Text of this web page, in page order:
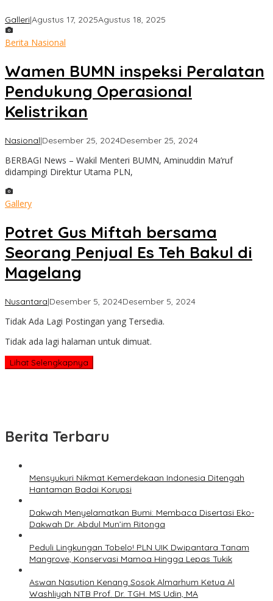
Galleri|Agustus 17, 2025Agustus 18, 2025
Berita Nasional
Wamen BUMN inspeksi Peralatan
Pendukung Operasional
Kelistrikan
Nasional|Desember 25, 2024Desember 25, 2024oleh
BERBAGI News – Wakil Menteri BUMN, Aminuddin Ma’ruf
didampingi Direktur Utama PLN,
Gallery
Potret Gus Miftah bersama
Seorang Penjual Es Teh Bakul di
Magelang
Nusantara|Desember 5, 2024Desember 5, 2024oleh
Tidak Ada Lagi Postingan yang Tersedia.
Tidak ada lagi halaman untuk dimuat.
Lihat Selengkapnya
Berita Terbaru
Mensyukuri Nikmat Kemerdekaan Indonesia Ditengah
Hantaman Badai Korupsi
Dakwah Menyelamatkan Bumi: Membaca Disertasi Eko-
Dakwah Dr. Abdul Mun’im Ritonga
Peduli Lingkungan Tobelo! PLN UIK Dwipantara Tanam
Mangrove, Konservasi Mamoa Hingga Lepas Tukik
Aswan Nasution Kenang Sosok Almarhum Ketua Al
Washliyah NTB Prof. Dr. TGH. MS Udin, MA